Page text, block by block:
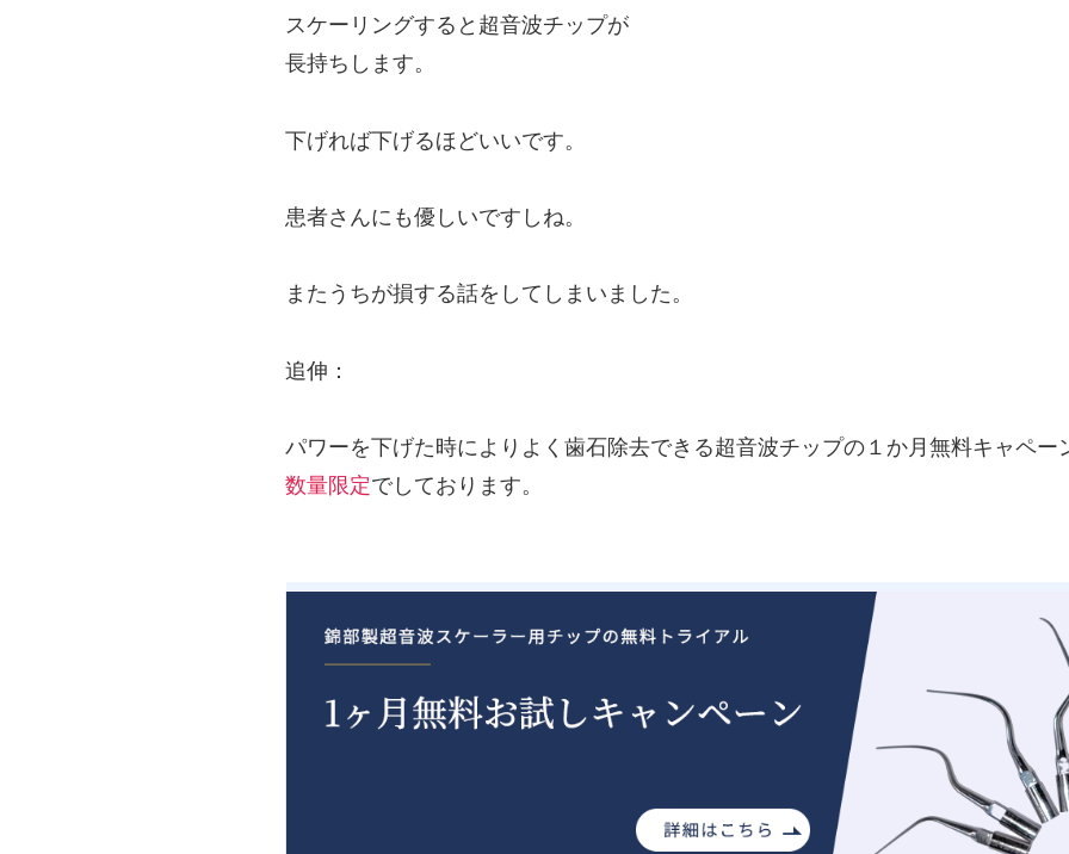
スケーリングすると超音波チップが
長持ちします。
下げれば下げるほどいいです。
患者さんにも優しいですしね。
またうちが損する話をしてしまいました。
追伸：
パワーを下げた時によりよく歯石除去できる超音波チップの１か月無料キャペー
数量限定でしております。